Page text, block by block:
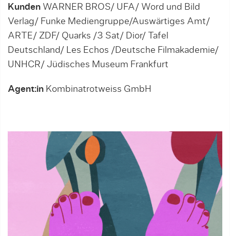
Kunden WARNER BROS/ UFA/ Word und Bild
Verlag/ Funke Mediengruppe/Auswärtiges Amt/
ARTE/ ZDF/ Quarks /3 Sat/ Dior/ Tafel
Deutschland/ Les Echos /Deutsche Filmakademie/
UNHCR/ Jüdisches Museum Frankfurt
Agent:in Kombinatrotweiss GmbH